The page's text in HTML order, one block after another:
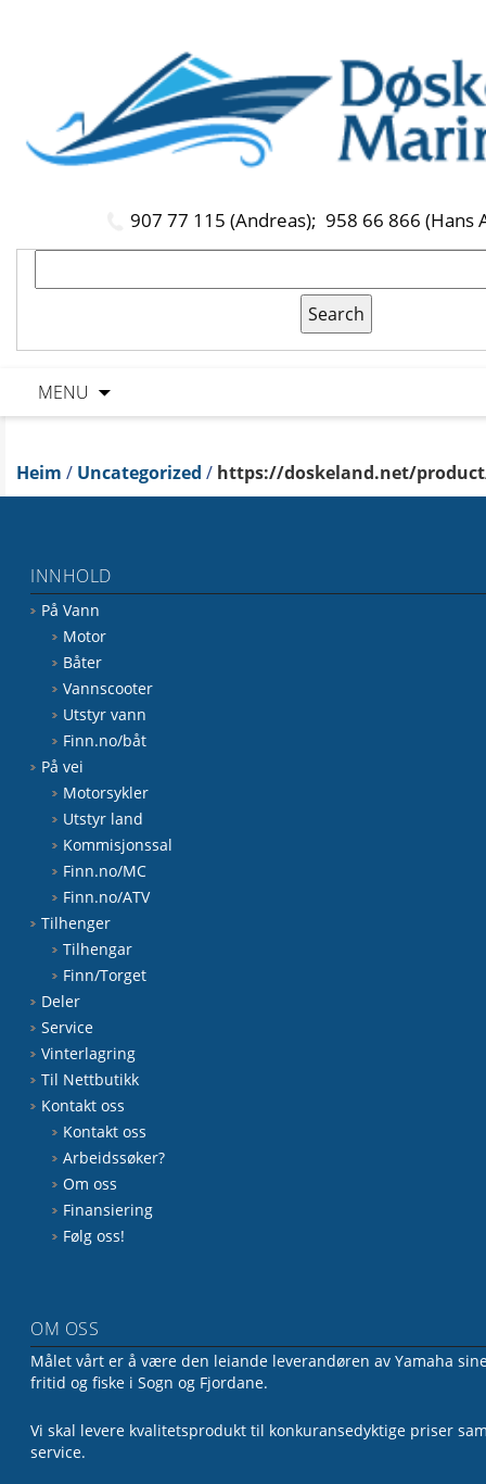
907 77 115 (Andreas); 958 66 866 (Hans
MENU
Heim / Uncategorized / https://doskeland.net/
INNHOLD
På Vann
Motor
Båter
Vannscooter
Utstyr vann
Finn.no/båt
På vei
Motorsykler
Utstyr land
Kommisjonssal
Finn.no/MC
Finn.no/ATV
Tilhenger
Tilhengar
Finn/Torget
Deler
Service
Vinterlagring
Til Nettbutikk
Kontakt oss
Kontakt oss
Arbeidssøker?
Om oss
Finansiering
Følg oss!
OM OSS
Målet vårt er å være den leiande leverandøren av Yamaha
fritid og fiske i Sogn og Fjordane.
Vi skal levere kvalitetsprodukt til konkuransedyktige priser
service.